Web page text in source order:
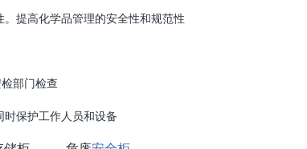
提高化学品管理的安全性和规范性
部门检查
保护工作人员和设备